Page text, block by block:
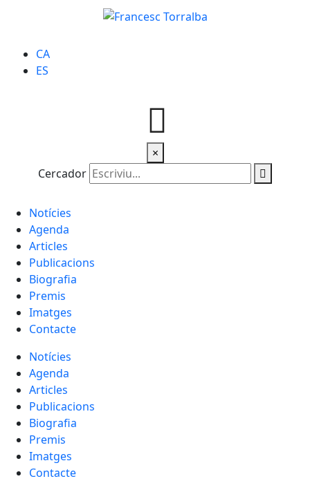
CA
ES
×
Cercador
Notícies
Agenda
Articles
Publicacions
Biografia
Premis
Imatges
Contacte
Notícies
Agenda
Articles
Publicacions
Biografia
Premis
Imatges
Contacte